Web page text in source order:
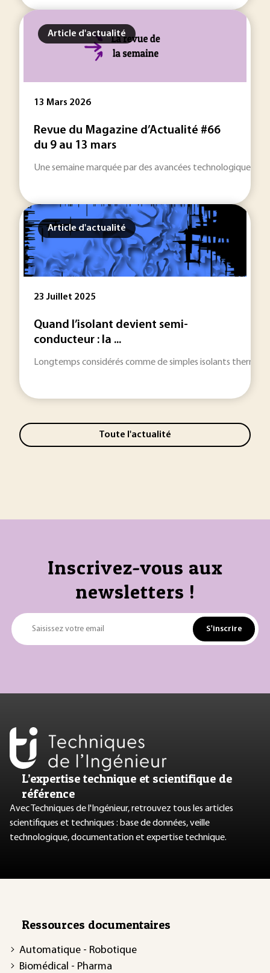
Article d'actualité
13 Mars 2026
Revue du Magazine d’Actualité #66
du 9 au 13 mars
Une semaine marquée par des avancées technologiques
Article d'actualité
23 Juillet 2025
Quand l’isolant devient semi-
conducteur : la ...
Longtemps considérés comme de simples isolants
Toute l'actualité
Inscrivez-vous aux
newsletters !
Saisissez votre email S'inscrire
L’expertise technique et scientifique de
référence
Avec Techniques de l'Ingénieur, retrouvez tous les articles
scientifiques et techniques : base de données, veille
technologique, documentation et expertise technique.
Ressources documentaires
Automatique - Robotique
Biomédical - Pharma